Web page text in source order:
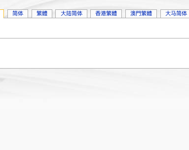
简体 繁體 大陆简体 香港繁體 澳門繁體 大马简体